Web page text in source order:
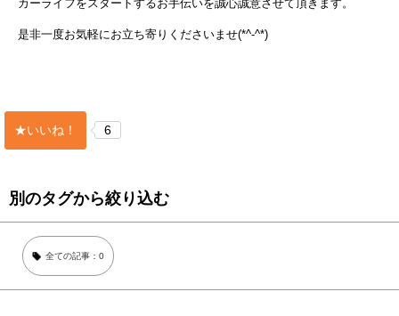
カーライフをスタートするお手伝いを誠心誠意させて頂きます。
是非一度お気軽にお立ち寄りくださいませ(*^-^*)
★いいね！ 6
別のタグから絞り込む
全ての記事：0